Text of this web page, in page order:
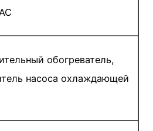
обогреватель,
насоса охлаждающей